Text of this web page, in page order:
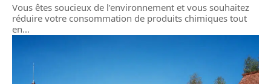
Vous êtes soucieux de l’environnement et vous souhaitez
réduire votre consommation de produits chimiques tout
en…